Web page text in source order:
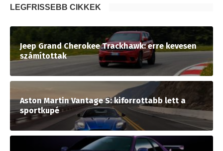
LEGFRISSEBB CIKKEK
Jeep Grand Cherokee Trackhawk: erre kevesen
számítottak
Aston Martin Vantage S: kiforrottabb lett a
sportkupé